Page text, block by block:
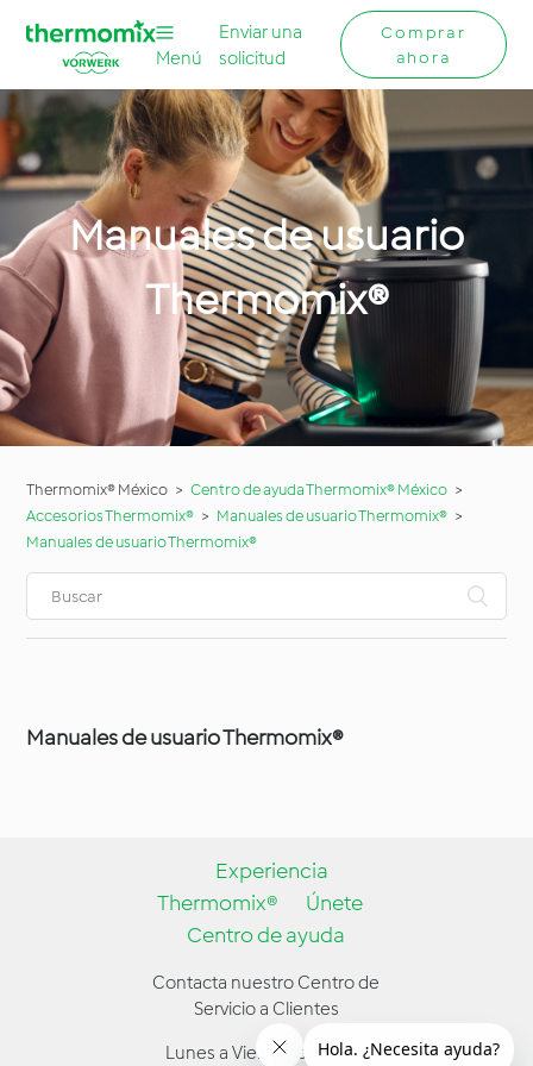
Menú
Enviar una
solicitud
Comprar
ahora
Manuales de usuario
Thermomix®
Thermomix® México
Centro de ayuda Thermomix® México
Accesorios Thermomix®
Manuales de usuario Thermomix®
Manuales de usuario Thermomix®
Manuales de usuario Thermomix®
Experiencia
Thermomix®
Únete
Centro de ayuda
Contacta nuestro Centro de
Servicio a Clientes
Lunes a Viernes de 9:00 a